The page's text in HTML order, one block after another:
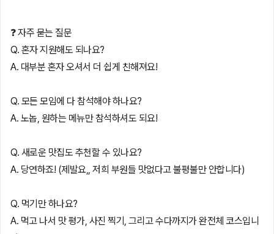
❓ 자주 묻는 질문
Q. 혼자 지원해도 되나요?
A. 대부분 혼자 오셔서 더 쉽게 친해져요!
Q. 모든 모임에 다 참석해야 하나요?
A. 노놉, 원하는 메뉴만 참석하셔도 되요!
Q. 새로운 맛집도 추천할 수 있나요?
A. 당연하죠! (제발요,, 저희 부원들 맛없다고 불평불만 안합니다)
Q. 먹기만 하나요?
A. 먹고 나서 맛 평가, 사진 찍기, 그리고 수다까지가 완전체 코스입니